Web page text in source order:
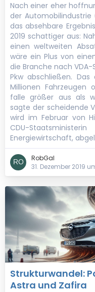
Nach einer eher
der Automobilindustrie
das absehbare
2019 schattiger aus:
einen weltweiten
wäre ein Plus von
die Branche nach
Pkw abschließen.
Millionen Fahrzeugen
falle größer aus als
sagte der scheidende
wird im Februar von
CDU-
Energiewirtschaft,
RobGal
31. Dezember 2019
Strukturwandel:
Astra und Zafira